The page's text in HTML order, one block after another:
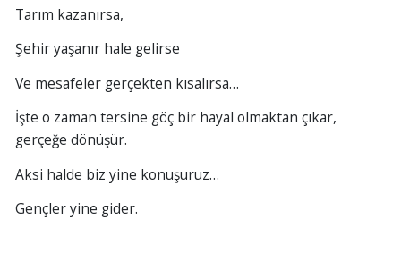
Tarım kazanırsa,
Şehir yaşanır hale gelirse
Ve mesafeler gerçekten kısalırsa…
İşte o zaman tersine göç bir hayal olmaktan çıkar,
gerçeğe dönüşür.
Aksi halde biz yine konuşuruz…
Gençler yine gider.